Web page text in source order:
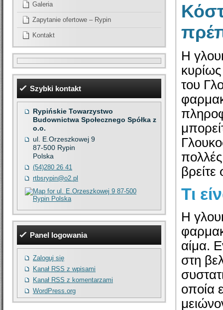
Galeria
Zapytanie ofertowe – Rypin
Kontakt
Szybki kontakt
Rypińskie Towarzystwo
Budownictwa Społecznego Spółka z
o.o.
ul. E.Orzeszkowej 9
87-500 Rypin
Polska
(54)280 26 41
rtbsrypin@o2.pl
Panel logowania
Zaloguj się
Kanał RSS z wpisami
Kanał RSS z komentarzami
WordPress.org
Η
του
βρείτε
Τι
Η
αίμα.
στη
οποία